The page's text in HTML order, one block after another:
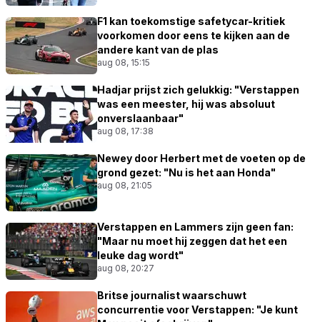
F1 kan toekomstige safetycar-kritiek
voorkomen door eens te kijken aan de
andere kant van de plas
aug 08, 15:15
Hadjar prijst zich gelukkig: "Verstappen
was een meester, hij was absoluut
onverslaanbaar"
aug 08, 17:38
Newey door Herbert met de voeten op de
grond gezet: "Nu is het aan Honda"
aug 08, 21:05
Verstappen en Lammers zijn geen fan:
"Maar nu moet hij zeggen dat het een
leuke dag wordt"
aug 08, 20:27
Britse journalist waarschuwt
concurrentie voor Verstappen: "Je kunt